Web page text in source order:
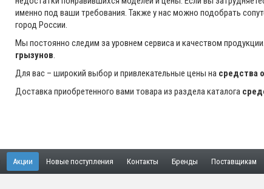
именно под ваши требования. Также у нас можно подобрать
город России.
Мы постоянно следим за уровнем сервиса и качеством
грызунов.
Для вас – широкий выбор и привлекательные цены на средства
Доставка приобретенного вами товара из раздела каталога
Акции Новые поступления Контакты Бренды Поставщикам